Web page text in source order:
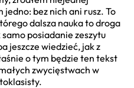
bez nich ani rusz. To
dalsza nauka to droga
posiadanie zeszytu
jeszcze wiedzieć, jak z
o tym będzie ten tekst
zwycięstwach w